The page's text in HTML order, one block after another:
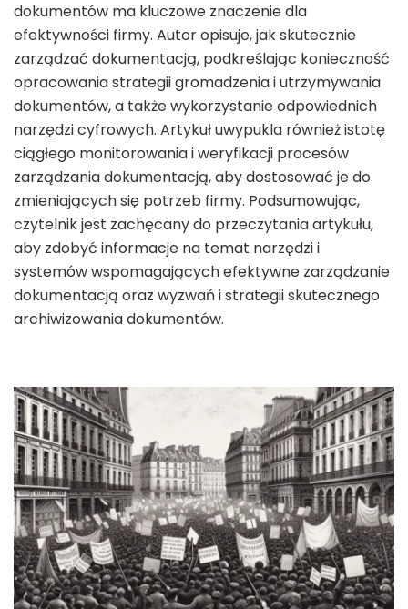
dokumentów ma kluczowe znaczenie dla
efektywności firmy. Autor opisuje, jak skutecznie
zarządzać dokumentacją, podkreślając konieczność
opracowania strategii gromadzenia i utrzymywania
dokumentów, a także wykorzystanie odpowiednich
narzędzi cyfrowych. Artykuł uwypukla również istotę
ciągłego monitorowania i weryfikacji procesów
zarządzania dokumentacją, aby dostosować je do
zmieniających się potrzeb firmy. Podsumowując,
czytelnik jest zachęcany do przeczytania artykułu,
aby zdobyć informacje na temat narzędzi i
systemów wspomagających efektywne zarządzanie
dokumentacją oraz wyzwań i strategii skutecznego
archiwizowania dokumentów.